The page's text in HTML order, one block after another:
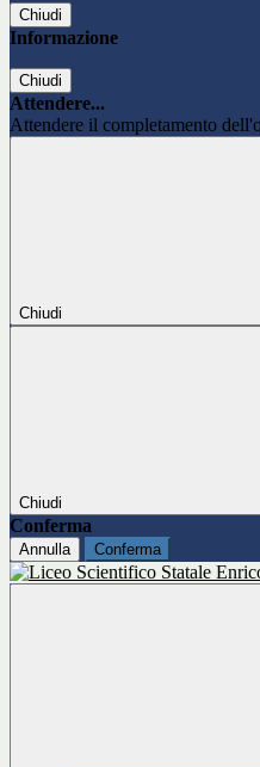
Chiudi
Informazione
Chiudi
Attendere...
Attendere il completamento
Chiudi
Chiudi
Conferma
Annulla Conferma